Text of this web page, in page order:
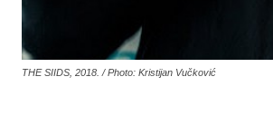
THE SIIDS, 2018. / Photo: Kristijan Vučković